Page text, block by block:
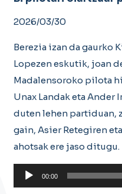
2026/03/30
Berezia izan da gaurko
Lopezen eskutik, joan
Madalensoroko pilota
Unax Landak eta Ander
duten lehen partiduan,
gain, Asier Retegiren
ahotsak ere jaso ditugu.
Soinu
erreproduzigailua
00:00